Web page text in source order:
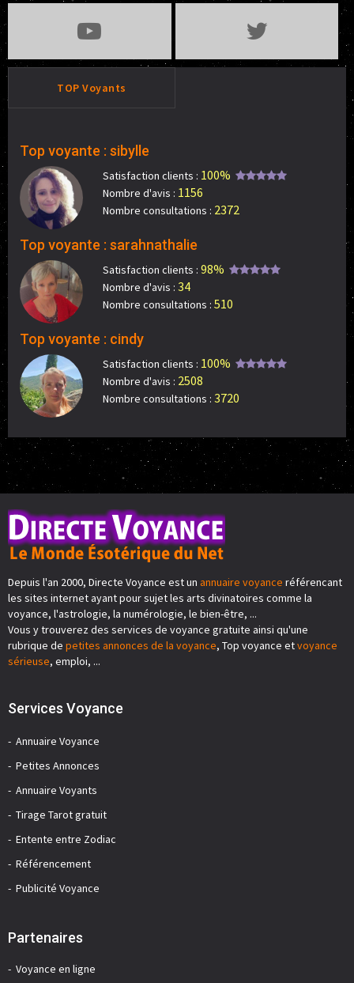
TOP Voyants
Top voyante : sibylle
Satisfaction clients : 100%
Nombre d'avis : 1156
Nombre consultations : 2372
Top voyante : sarahnathalie
Satisfaction clients : 98%
Nombre d'avis : 34
Nombre consultations : 510
Top voyante : cindy
Satisfaction clients : 100%
Nombre d'avis : 2508
Nombre consultations : 3720
Depuis l'an 2000, Directe Voyance est un annuaire voyance référencant
les sites internet ayant pour sujet les arts divinatoires comme la
voyance, l'astrologie, la numérologie, le bien-être, ...
Vous y trouverez des services de voyance gratuite ainsi qu'une
rubrique de petites annonces de la voyance, Top voyance etvoyance
sérieuse, emploi, ...
Services Voyance
Annuaire Voyance
Petites Annonces
Annuaire Voyants
Tirage Tarot gratuit
Entente entre Zodiac
Référencement
Publicité Voyance
Partenaires
Voyance en ligne